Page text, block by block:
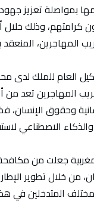
بمواصلة تعزيز
كرامتهم، وذلك
المنعقد بمدينة
العام للملك لدى
المهاجرين تعد من
وحقوق الإنسان،
الاصطناعي
جعلت من مكافحة
من خلال تطوير
المتدخلين في